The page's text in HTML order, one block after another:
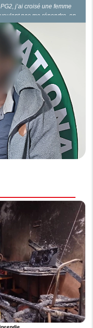
j’ai croisé une femme
pas me répondre, on
me donner son sac. Face à
dans mon